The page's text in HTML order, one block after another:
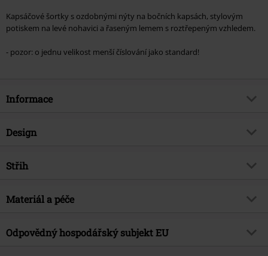
Kapsáčové šortky s ozdobnými nýty na bočních kapsách, stylovým
potiskem na levé nohavici a řaseným lemem s roztřepeným vzhledem.
- pozor: o jednu velikost menší číslování jako standard!
Informace
Zboží č.
Brand
Datum vydání
Design
Typ výrobku
Detaily
Barva
černá
Střih
Forma střihu - kalhot
Délka
Krátký
Materiál a péče
Vrchní materiál
65% polyester, 35% bavlna
Odpovědný hospodářský subjekt EU